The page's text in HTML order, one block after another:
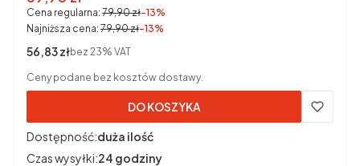
Cena regularna: 79,90 zł-13%
Najniższa cena: 79,90 zł-13%
Cena netto
56,83 złbez 23% VAT
Ceny podane bez kosztów dostawy.
DO KOSZYKA
Dostępność:duża ilość
Czas wysyłki:24 godziny